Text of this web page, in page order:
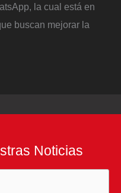
la cual está en
buscan mejorar la
Noticias